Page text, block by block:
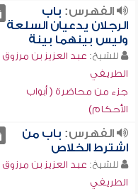
الفهرس: باب
الرجلان يدعيان السلعة
وليس بينهما بينة
للشيخ: عبد العزيز بن مرزوق
الطريفي
جزء من محاضرة ( أبواب
الأحكام)
الفهرس: باب من
اشترط الخلاص
للشيخ: عبد العزيز بن مرزوق
الطريفي